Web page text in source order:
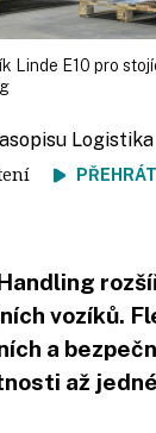
Linde E10 pro
Logistika
vozíků.
a
až